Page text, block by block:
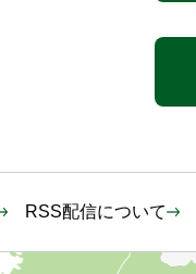
RSS配信について